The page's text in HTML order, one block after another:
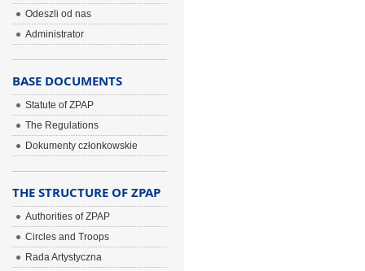
Odeszli od nas
Administrator
BASE DOCUMENTS
Statute of ZPAP
The Regulations
Dokumenty członkowskie
THE STRUCTURE OF ZPAP
Authorities of ZPAP
Circles and Troops
Rada Artystyczna